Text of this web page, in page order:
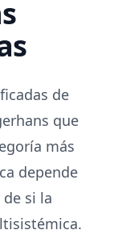
de
que
más
depende
si la